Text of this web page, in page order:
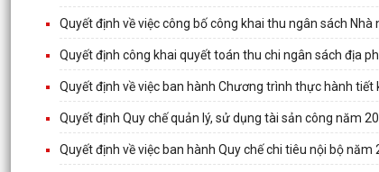
Quyết định về việc công bố công khai thu ngân sách
Quyết định công khai quyết toán thu chi ngân sách địa
Quyết định về việc ban hành Chương trình thực hành
Quyết định Quy chế quản lý, sử dụng tài sản công năm
Quyết định về việc ban hành Quy chế chi tiêu nội bộ năm